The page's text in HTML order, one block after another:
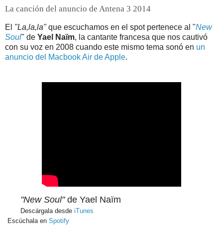
La canción del anuncio de Antena 3 2014
El "La,la,la"que escuchamos en el spot pertenece al "New
Soul" de Yael Naïm, la cantante francesa que nos cautivó
con su voz en 2008 cuando este mismo tema sonó en un
anuncio del Macbook Air de Apple.
"New Soul"de Yael Naïm
Descárgala desde iTunes
Escúchala en Spotify